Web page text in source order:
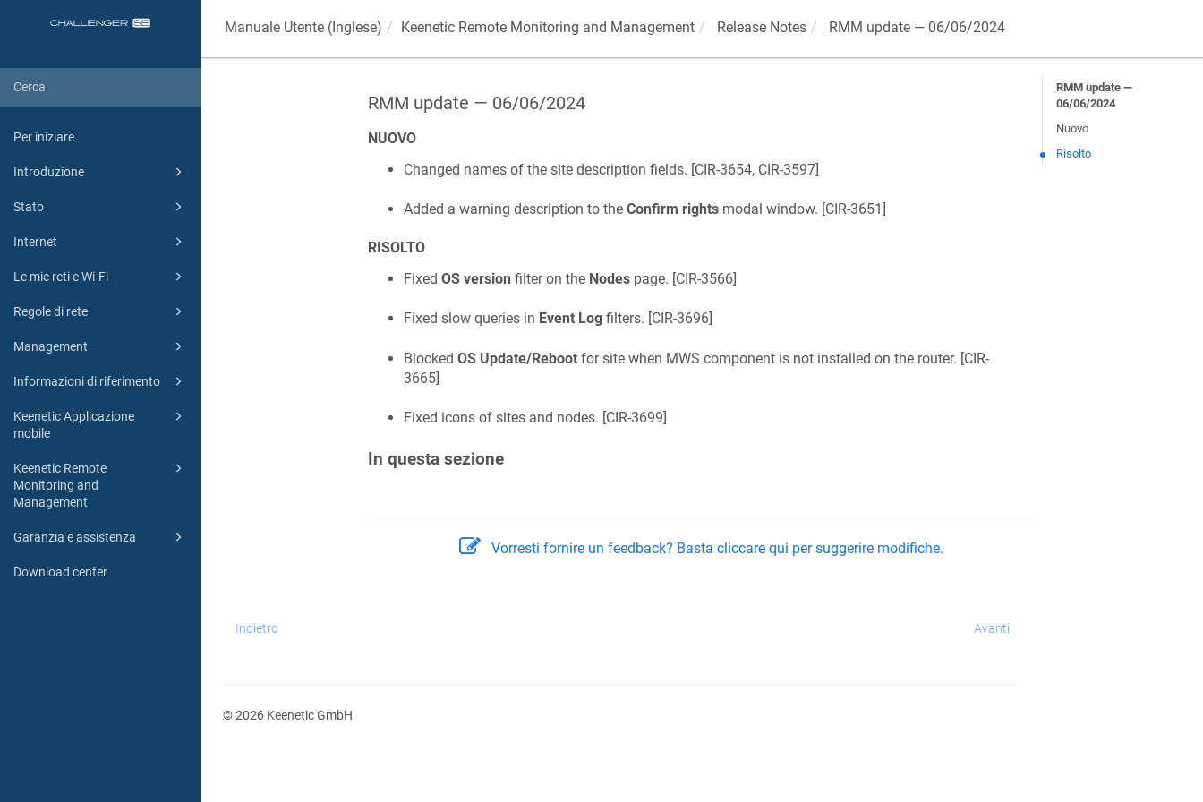
Per iniziare
Introduzione
Stato
Internet
Le mie reti e Wi-Fi
Regole di rete
Management
Informazioni di riferimento
Keenetic Applicazione
mobile
Keenetic Remote
Monitoring and
Management
Garanzia e assistenza
Download center
Manuale Utente (Inglese) KeeneticRemote Monitoring and Management Release Notes RMM update — 06/06/2024
RMM update — 06/06/2024
NUOVO
Changed names of the site description fields. [CIR-3654, CIR-3597]
Added a warning description to the Confirm rightsmodal window. [CIR-3651 ]
RISOLTO
Fixed OS version filter on the Nodespage. [CIR-3566]
Fixed slow queries in Event Logfilters. [CIR-3696]
Blocked OS Update/Rebootfor site when MWS component is not installed on the router. [CIR-
3665]
Fixed icons of sites and nodes. [CIR-3699]
In questa sezione
RMM update —
06/06/2024
Nuovo
Risolto
Vorresti fornire un feedback? Basta cliccare qui per suggerire modifiche.
Indietro Avanti
© 2026 Keenetic GmbH